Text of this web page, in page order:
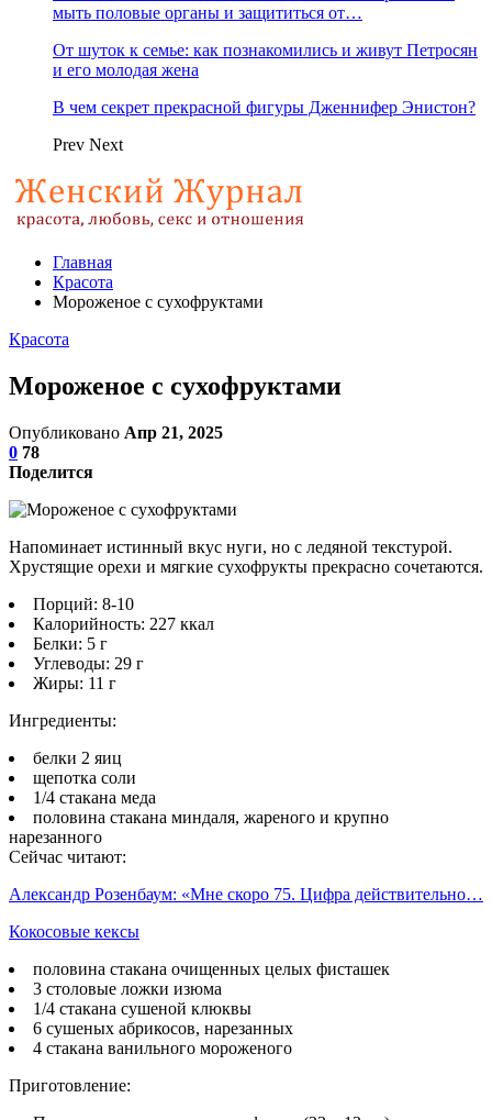
мыть половые органы и защититься от…
От шуток к семье: как познакомились и живут Петросян
и его молодая жена
В чем секрет прекрасной фигуры Дженнифер Энистон?
Prev Next
Главная
Красота
Мороженое с сухофруктами
Красота
Мороженое с сухофруктами
Опубликовано Апр 21, 2025
0 78
Поделится
Напоминает истинный вкус нуги, но с ледяной текстурой.
Хрустящие орехи и мягкие сухофрукты прекрасно сочетаются.
Порций: 8-10
Калорийность: 227 ккал
Белки: 5 г
Углеводы: 29 г
Жиры: 11 г
Ингредиенты:
белки 2 яиц
щепотка соли
1/4 стакана меда
половина стакана миндаля, жареного и крупно
нарезанного
Сейчас читают:
Александр Розенбаум: «Мне скоро 75. Цифра действительно…
Кокосовые кексы
половина стакана очищенных целых фисташек
3 столовые ложки изюма
1/4 стакана сушеной клюквы
6 сушеных абрикосов, нарезанных
4 стакана ванильного мороженого
Приготовление: